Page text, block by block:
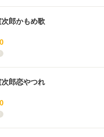
郎かもめ歌
郎恋やつれ